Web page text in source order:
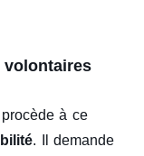
à ce
. Il demande